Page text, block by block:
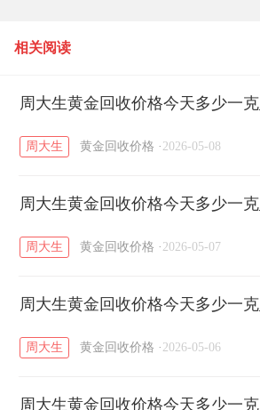
相关阅读
周大生黄金回收价格今天多少一
周大生 黄金回收价格 · 2026-05-08
周大生黄金回收价格今天多少一
周大生 黄金回收价格 · 2026-05-07
周大生黄金回收价格今天多少一
周大生 黄金回收价格 · 2026-05-06
周大生黄金回收价格今天多少一